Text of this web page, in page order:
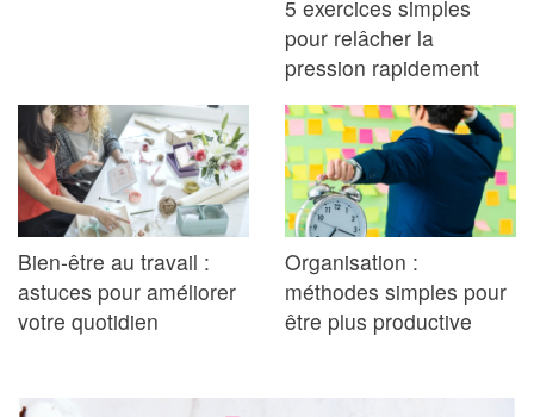
5 exercices simples
pour relâcher la
pression rapidement
Bien-être au travail :
astuces pour améliorer
votre quotidien
Organisation :
méthodes simples pour
être plus productive